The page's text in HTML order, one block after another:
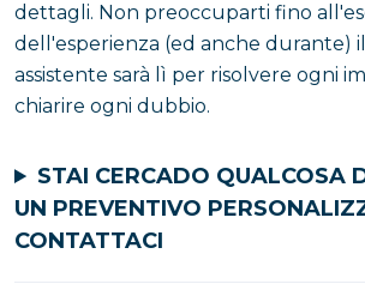
dettagli. Non preoccuparti fino
dell'esperienza (ed anche durante)
assistente sarà lì per risolvere ogni
chiarire ogni dubbio.
STAI CERCADO QUALCOSA
UN PREVENTIVO
CONTATTACI